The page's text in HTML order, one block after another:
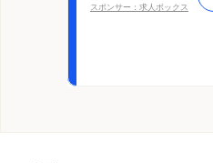
スポンサー：求人ボックス